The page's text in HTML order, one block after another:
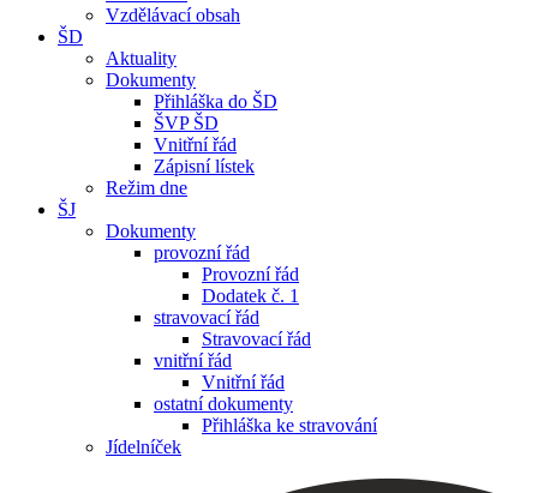
Vzdělávací obsah
ŠD
Aktuality
Dokumenty
Přihláška do ŠD
ŠVP ŠD
Vnitřní řád
Zápisní lístek
Režim dne
ŠJ
Dokumenty
provozní řád
Provozní řád
Dodatek č. 1
stravovací řád
Stravovací řád
vnitřní řád
Vnitřní řád
ostatní dokumenty
Přihláška ke stravování
Jídelníček